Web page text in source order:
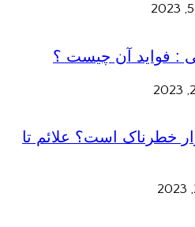
: فواید آن چیست ؟
خطرناک است؟ علائم تا